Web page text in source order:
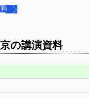
の講演資料